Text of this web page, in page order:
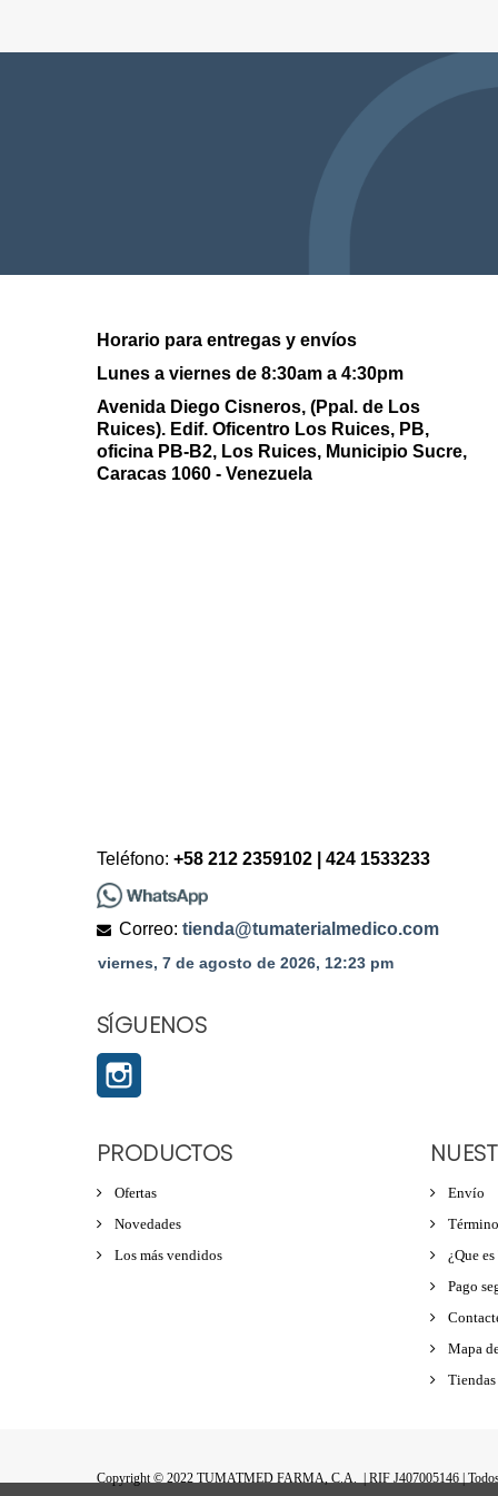
Horario para entregas y envíos
Lunes a viernes de 8:30am a 4:30pm
Avenida Diego Cisneros, (Ppal. de Los
Ruices). Edif. Oficentro Los Ruices, PB,
oficina PB-B2, Los Ruices, Municipio Sucre,
Caracas 1060 - Venezuela
Teléfono: +58 212 2359102 | 424 1533233
Correo: tienda@tumaterialmedico.com
SÍGUENOS
PRODUCTOS
Ofertas
Novedades
Los más vendidos
Envío
¿Que
Pago
Mapa
Tiendas
Copyright © 2022 TUMATMED FARMA, C.A. | RIF J407005146 |